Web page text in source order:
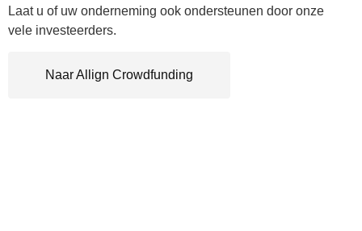
Laat u of uw onderneming ook ondersteunen door onze
vele investeerders.
Naar Allign Crowdfunding